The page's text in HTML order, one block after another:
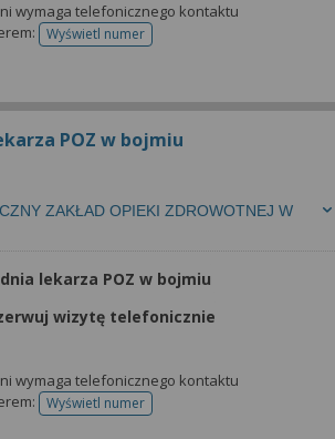
wymaga telefonicznego kontaktu
Wyświetl numertelefonu do rejestracji
POZ w bojmiu
ZAKŁAD OPIEKI ZDROWOTNEJ W
lekarza POZ w bojmiu
wizytę telefonicznie
wymaga telefonicznego kontaktu
Wyświetl numertelefonu do rejestracji